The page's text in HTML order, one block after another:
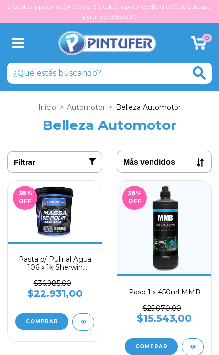
2 Cuotas a partir de $40.000, 3 Cuotas a partir de $100.000, 6 Cuotas a
partir de $350.000
0
Inicio > Automotor > Belleza Automotor
Belleza Automotor
Filtrar
38%
OFF
Pasta p/ Pulir al Agua
106 x 1k Sherwin
$36.985,00
$22.931,00
38%
OFF
Paso 1 x 450ml MMB
$25.070,00
$15.543,00